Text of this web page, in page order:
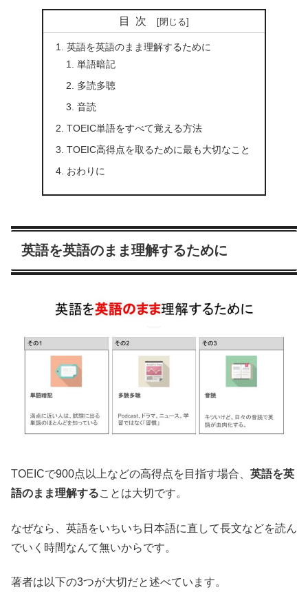
目次
英語を英語のまま理解するために
単語暗記
多読多聴
音読
TOEIC単語をすべて覚える方法
TOEIC高得点を取るために最も大切なこと
おわりに
英語を英語のまま理解するために
TOEICで900点以上などの高得点を目指す場合、 英語を英
語のまま理解することは大切です。
なぜなら、英語をいちいち日本語に直して長文などを読ん
でいく時間なんて無いからです。
著者は以下の3つが大切だと述べています。